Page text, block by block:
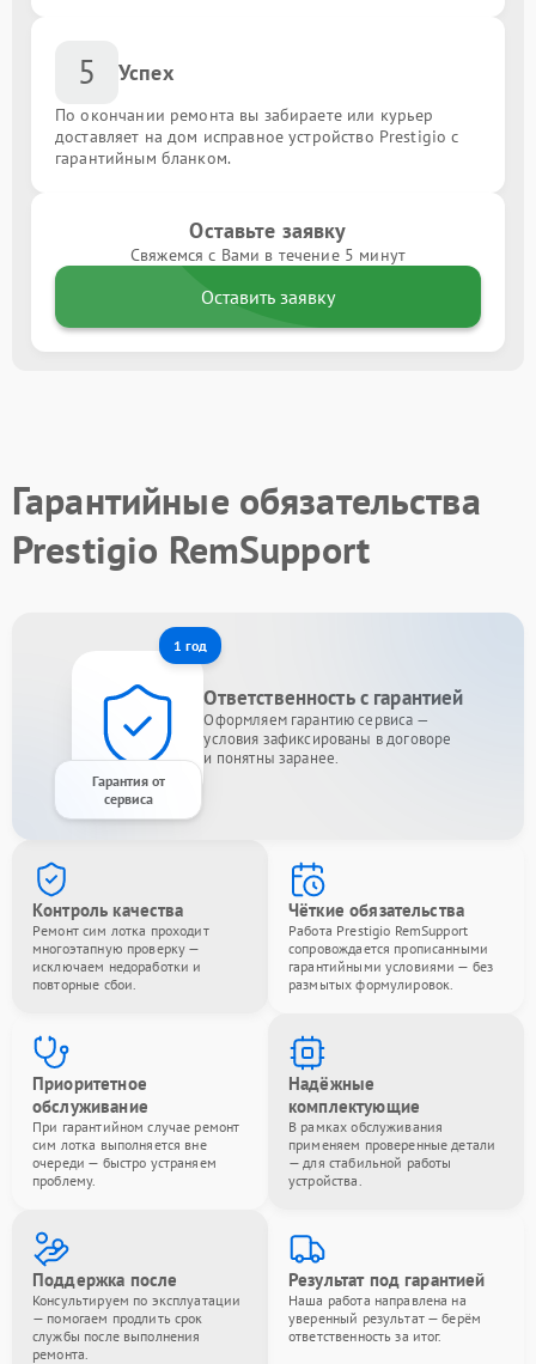
5 Успех
По окончании ремонта вы забираете или курьер
доставляет на дом исправное устройство Prestigio с
гарантийным бланком.
Оставьте заявку
Свяжемся с Вами в течение 5 минут
Оставить заявку
Гарантийные обязательства
Prestigio RemSupport
1 год
Гарантия от
сервиса
Ответственность с гарантией
Оформляем гарантию сервиса —
условия зафиксированы в договоре
и понятны заранее.
Контроль качества
Ремонт сим лотка проходит
многоэтапную проверку —
исключаем недоработки и
повторные сбои.
Чёткие обязательства
Работа Prestigio RemSupport
сопровождается прописанными
гарантийными условиями — без
размытых формулировок.
Приоритетное
обслуживание
При гарантийном случае ремонт
сим лотка выполняется вне
очереди — быстро устраняем
проблему.
Надёжные
комплектующие
В рамках обслуживания
применяем проверенные детали
— для стабильной работы
устройства.
Поддержка после
Консультируем по эксплуатации
— помогаем продлить срок
службы после выполнения
ремонта.
Результат под гарантией
Наша работа направлена на
уверенный результат — берём
ответственность за итог.